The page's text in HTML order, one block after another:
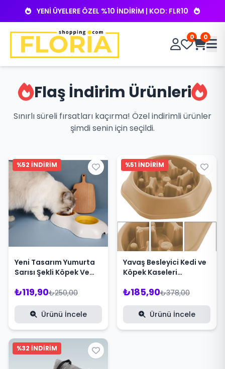
YENİ ÜYELERE ÖZEL %10 İNDİRİM | KOD: FLR10
0 0
Flaş İndirim Ürünleri
Sınırlı süreli fırsatları kaçırma! Özel indirimli ürünler
şimdi senin için seçildi.
%52 İNDİRİM
Yeni Tasarım Yumurta
Sarısı Şekli Köpek Ve
₺119,90₺250,00
Ürünü İncele
%51 İNDİRİM
Yavaş Besleyici Kedi ve
Köpek Kaseleri
Sağlıklı Tasarım
₺185,90₺378,00
Ürünü İncele
%32 İNDİRİM